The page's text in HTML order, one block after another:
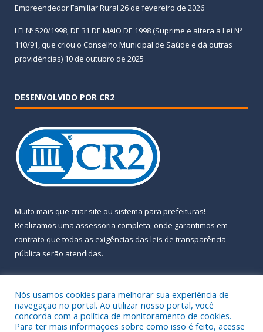
Empreendedor Familiar Rural 26 de fevereiro de 2026
LEI Nº 520/1998, DE 31 DE MAIO DE 1998 (Suprime e altera a Lei Nº
110/91, que criou o Conselho Municipal de Saúde e dá outras
providências) 10 de outubro de 2025
DESENVOLVIDO POR CR2
Muito mais que criar site ou sistema para prefeituras!
Realizamos uma assessoria completa, onde garantimos em
contrato que todas as exigências das leis de transparência
pública serão atendidas.
Nós usamos cookies para melhorar sua experiência de
navegação no portal. Ao utilizar nosso portal, você
concorda com a política de monitoramento de cookies.
Para ter mais informações sobre como isso é feito, acesse